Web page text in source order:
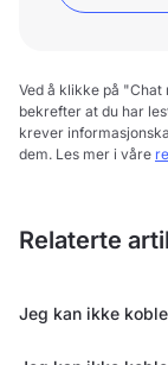
Ved å klikke på
bekrefter at du har
krever
dem. Les mer i våre
Relaterte
Jeg kan ikke